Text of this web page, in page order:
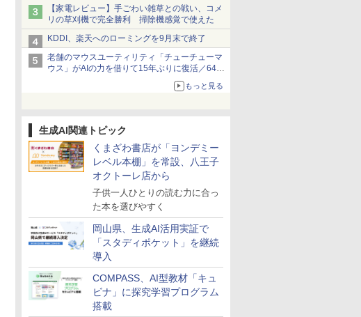
【家電レビュー】手ごわい雑草との戦い、コメ
リの草刈機で完全勝利 掃除機感覚で使えた
KDDI、楽天へのローミングを9月末で終了
老舗のマウスユーティリティ「チューチューマ
ウス」がAIの力を借りて15年ぶりに復活／64bit
化、Windows 10/11、「Chrome」も走り回
る。復活記念で2026年末まで500円
もっと見る
生成AI関連トピック
くまざわ書店が「ヨンデミー
レベル本棚」を常設、八王子
オクトーレ店から
子供一人ひとりの読む力に合っ
た本を選びやすく
岡山県、生成AI活用実証で
「スタディポケット」を継続
導入
COMPASS、AI型教材「キュ
ビナ」に探究学習プログラム
搭載